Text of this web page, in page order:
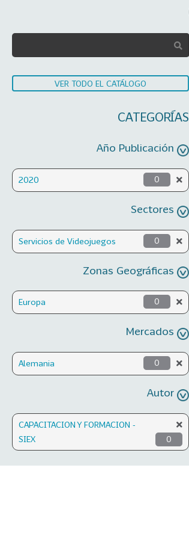
VER TODO EL CATÁLOGO
CATEGORÍAS
Año Publicación
2020 0
Sectores
Servicios de Videojuegos 0
Zonas Geográficas
Europa 0
Mercados
Alemania 0
Autor
CAPACITACION Y FORMACION -
SIEX
0